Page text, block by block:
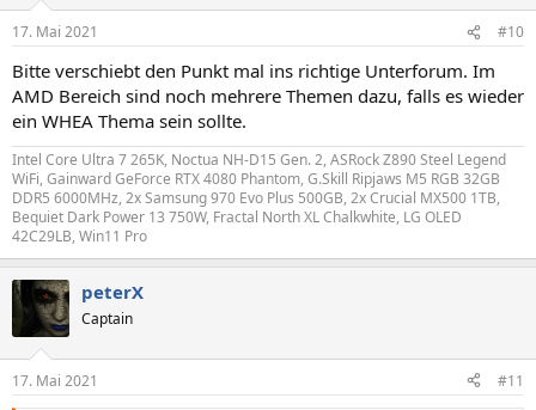
17. Mai 2021 #10
Bitte verschiebt den Punkt mal ins richtige Unterforum. Im
AMD Bereich sind noch mehrere Themen dazu, falls es wieder
ein WHEA Thema sein sollte.
Intel Core Ultra 7 265K, Noctua NH-D15 Gen. 2, ASRock Z890 Steel Legend
WiFi, Gainward GeForce RTX 4080 Phantom, G.Skill Ripjaws M5 RGB 32GB
DDR5 6000MHz, 2x Samsung 970 Evo Plus 500GB, 2x Crucial MX500 1TB,
Bequiet Dark Power 13 750W, Fractal North XL Chalkwhite, LG OLED
42C29LB, Win11 Pro
peterX
Captain
17. Mai 2021 #11